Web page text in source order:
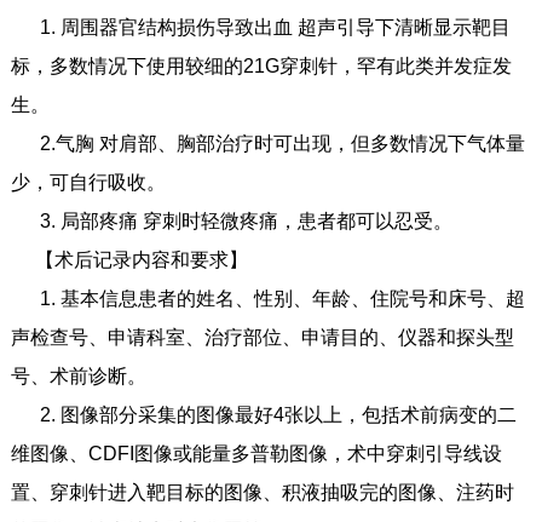
1. 周围器官结构损伤导致出血 超声引导下清晰显示靶目
标，多数情况下使用较细的21G穿刺针，罕有此类并发症发
生。
2.气胸 对肩部、胸部治疗时可出现，但多数情况下气体量
少，可自行吸收。
3. 局部疼痛 穿刺时轻微疼痛，患者都可以忍受。
【术后记录内容和要求】
1. 基本信息患者的姓名、性别、年龄、住院号和床号、超
声检查号、申请科室、治疗部位、申请目的、仪器和探头型
号、术前诊断。
2. 图像部分采集的图像最好4张以上，包括术前病变的二
维图像、CDFI图像或能量多普勒图像，术中穿刺引导线设
置、穿刺针进入靶目标的图像、积液抽吸完的图像、注药时